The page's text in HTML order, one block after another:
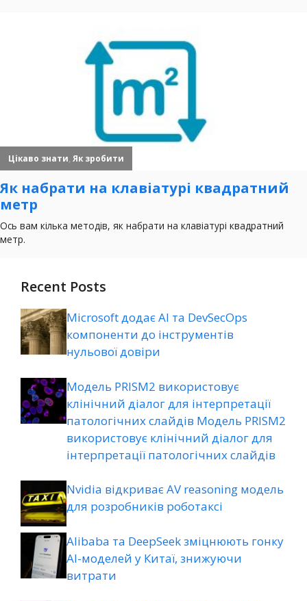
Recent Posts
Microsoft додає AI та DevSecOps
компоненти до інструментів
нульової довіри
Модель PRISM2 використовує
клінічний діалог для інтерпретації
патологічних слайдів Модель PRISM2
використовує клінічний діалог для
інтерпретації патологічних слайдів
Nvidia відкриває AV reasoning модель
для розробників роботаксі
Alibaba та DeepSeek зміцнюють гонку
AI-моделей у Китаї, знижуючи
витрати